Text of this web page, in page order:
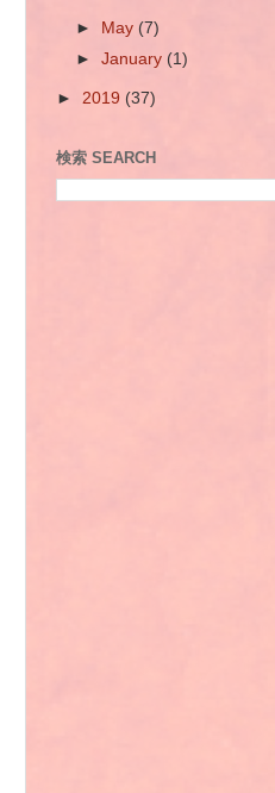
► May (7)
►January (1)
► 2019 (37)
検索 SEARCH